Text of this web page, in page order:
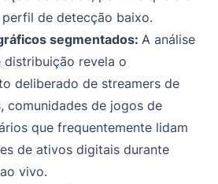
perfil de detecção baixo.
segmentados:A análise
distribuição revela o
deliberado de streamers de
comunidades de jogos de
que frequentemente lidam
de ativos digitais durante
vivo.